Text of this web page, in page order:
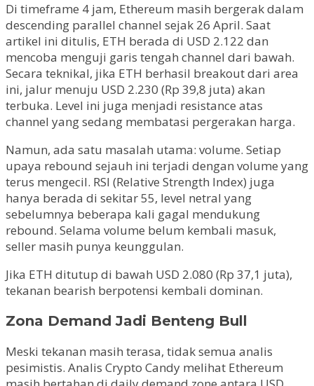
Di timeframe 4 jam, Ethereum masih bergerak dalam
descending parallel channel sejak 26 April. Saat
artikel ini ditulis, ETH berada di USD 2.122 dan
mencoba menguji garis tengah channel dari bawah.
Secara teknikal, jika ETH berhasil breakout dari area
ini, jalur menuju USD 2.230 (Rp 39,8 juta) akan
terbuka. Level ini juga menjadi resistance atas
channel yang sedang membatasi pergerakan harga.
Namun, ada satu masalah utama: volume. Setiap
upaya rebound sejauh ini terjadi dengan volume yang
terus mengecil. RSI (Relative Strength Index) juga
hanya berada di sekitar 55, level netral yang
sebelumnya beberapa kali gagal mendukung
rebound. Selama volume belum kembali masuk,
seller masih punya keunggulan.
Jika ETH ditutup di bawah USD 2.080 (Rp 37,1 juta),
tekanan bearish berpotensi kembali dominan.
Zona Demand Jadi Benteng Bull
Meski tekanan masih terasa, tidak semua analis
pesimistis. Analis Crypto Candy melihat Ethereum